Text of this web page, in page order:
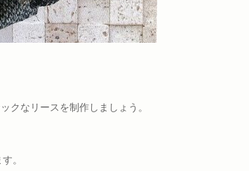
クなリースを制作しましょう。
。